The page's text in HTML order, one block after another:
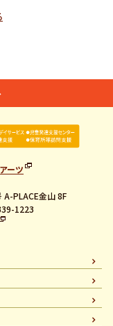
ーツ
PLACE金山 8F
1223